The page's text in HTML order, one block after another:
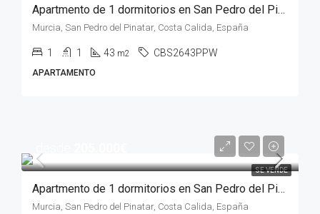
Apartmento de 1 dormitorios en San Pedro del Pinatar, MURCIA
Murcia, San Pedro del Pinatar, Costa Calida, España
1 1 43 m2 CBS2643PPW
APARTAMENTO
SE VENDE
Apartmento de 1 dormitorios en San Pedro del Pinatar, MURCIA
Murcia, San Pedro del Pinatar, Costa Calida, España